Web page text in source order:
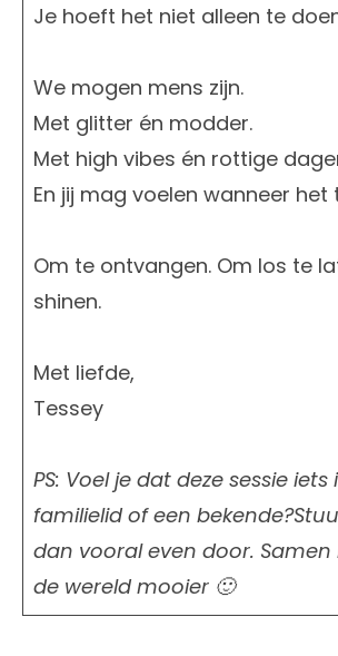
Je hoeft het niet alleen te
We mogen mens zijn.
Met glitter én modder.
Met high vibes én rottige
En jij mag voelen wanneer het
Om te ontvangen. Om los te
shinen.
Met liefde,
Tessey
PS: Voel je dat deze sessie
familielid of een
dan vooral even door.
de wereld mooier 🙂